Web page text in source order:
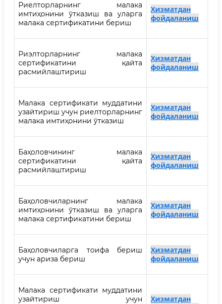
Риелторларнинг малака
имтиҳонини ўтказиш ва уларга
малака сертификатини бериш
Хизматдан
фойдаланиш
Риэлторларнинг малака
сертификатини қайта
расмийлаштириш
Хизматдан
фойдаланиш
Малака сертификати муддатини
узайтириш учун риелторларнинг
малака имтиҳонини ўтказиш
Хизматдан
фойдаланиш
Баҳоловчининг малака
сертификатини қайта
расмийлаштириш
Хизматдан
фойдаланиш
Баҳоловчиларнинг малака
имтиҳонини ўтказиш ва уларга
малака сертификатини бериш
Хизматдан
фойдаланиш
Баҳоловчиларга тоифа бериш
учун ариза бериш
Хизматдан
фойдаланиш
Малака сертификати муддатини
узайтириш учун
Хизматдан